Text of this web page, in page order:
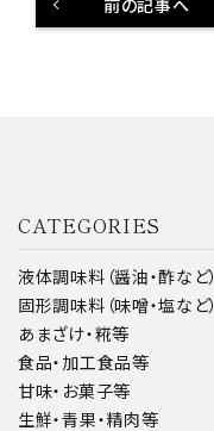
CATEGORIES
液体調味料（醤油・酢など）
固形調味料（味噌・塩など）
あまざけ・糀等
食品・加工食品等
甘味・お菓子等
生鮮・青果・精肉等